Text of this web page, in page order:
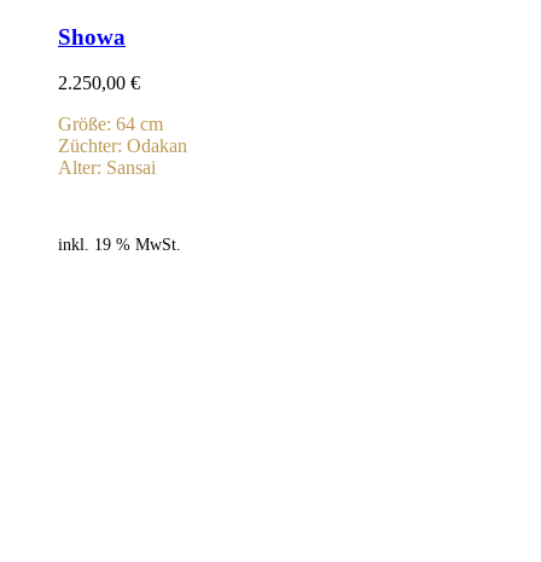
Showa
2.250,00 €
Größe: 64 cm
Züchter: Odakan
Alter: Sansai
inkl. 19 % MwSt.